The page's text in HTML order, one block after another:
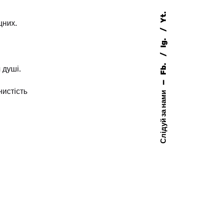
Слідуй за нами
Fb.
Ig.
Yt.